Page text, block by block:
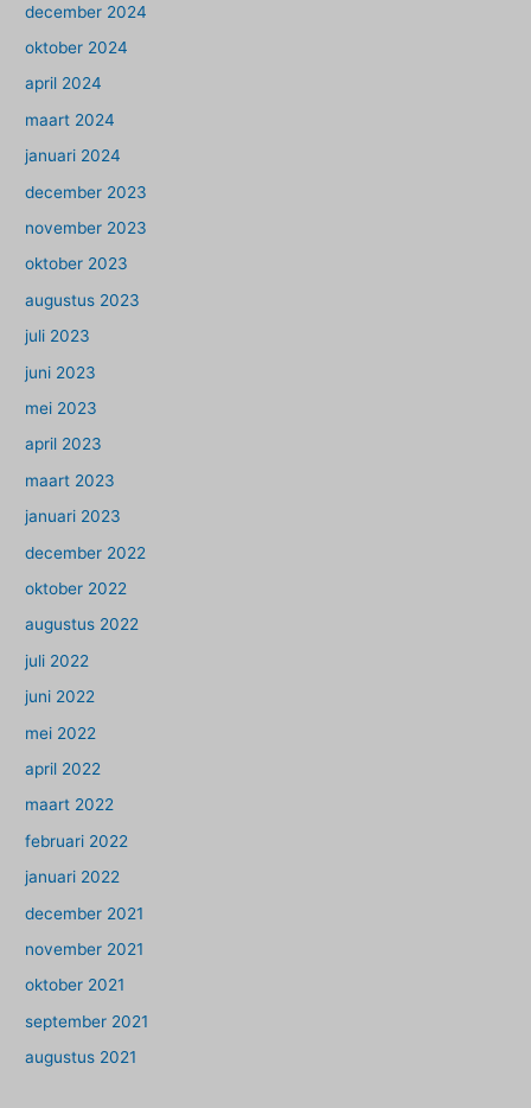
december 2024
oktober 2024
april 2024
maart 2024
januari 2024
december 2023
november 2023
oktober 2023
augustus 2023
juli 2023
juni 2023
mei 2023
april 2023
maart 2023
januari 2023
december 2022
oktober 2022
augustus 2022
juli 2022
juni 2022
mei 2022
april 2022
maart 2022
februari 2022
januari 2022
december 2021
november 2021
oktober 2021
september 2021
augustus 2021